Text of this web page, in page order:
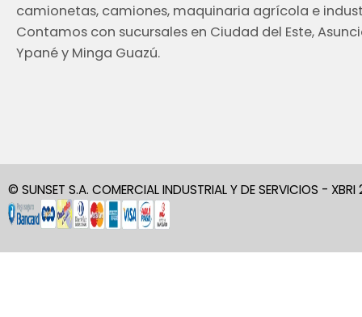
camionetas, camiones, maquinaria agrícola e
Contamos con sucursales en Ciudad del Este,
Ypané y Minga Guazú.
© SUNSET S.A. COMERCIAL INDUSTRIAL Y DE SERVICIOS -